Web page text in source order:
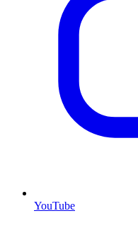
YouTube